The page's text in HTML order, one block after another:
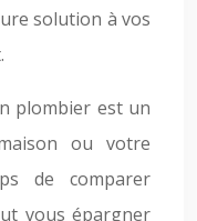
solution à vos
plombier est un
ou votre
de comparer
vous épargner